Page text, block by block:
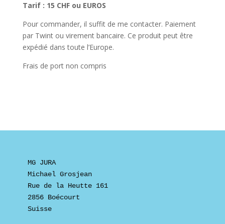
Tarif : 15 CHF ou EUROS
Pour commander, il suffit de me contacter. Paiement
par Twint ou virement bancaire. Ce produit peut être
expédié dans toute l’Europe.
Frais de port non compris
MG JURA
Michael Grosjean
Rue de la Heutte 161
2856 Boécourt
Suisse